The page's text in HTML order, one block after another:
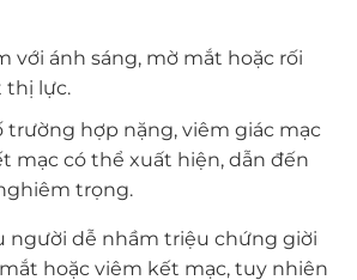
với ánh sáng, mờ mắt hoặc rối
thị lực.
trường hợp nặng, viêm giác mạc
mạc có thể xuất hiện, dẫn đến
trọng.
người dễ nhầm triệu chứng giời
hoặc viêm kết mạc, tuy nhiên